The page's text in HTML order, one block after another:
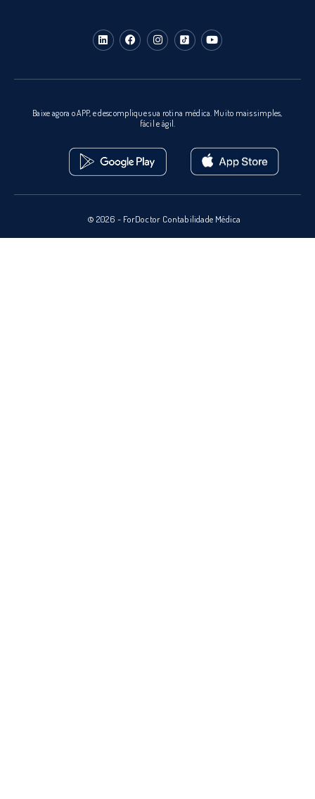
Baixe agora o APP, e descomplique sua rotina médica. Muito mais simples,
fácil e ágil.
© 2026 - ForDoctor Contabilidade Médica